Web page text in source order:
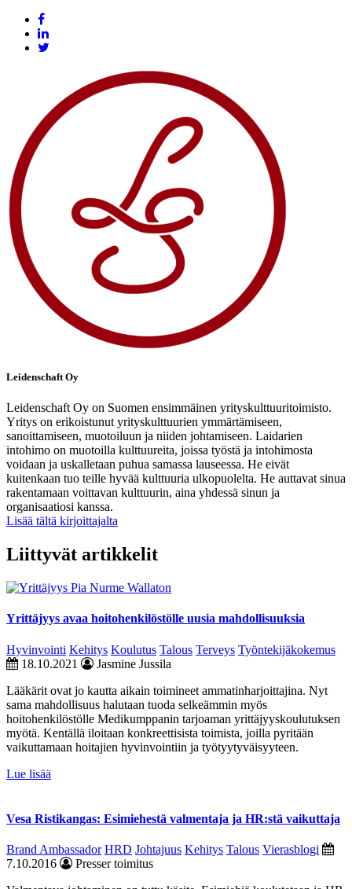
Leidenschaft Oy
Leidenschaft Oy on Suomen ensimmäinen yrityskulttuuritoimisto.
Yritys on erikoistunut yrityskulttuurien ymmärtämiseen,
sanoittamiseen, muotoiluun ja niiden johtamiseen. Laidarien
intohimo on muotoilla kulttuureita, joissa työstä ja intohimosta
voidaan ja uskalletaan puhua samassa lauseessa. He eivät
kuitenkaan tuo teille hyvää kulttuuria ulkopuolelta. He auttavat sinua
rakentamaan voittavan kulttuurin, aina yhdessä sinun ja
organisaatiosi kanssa.
Lisää tältä kirjoittajalta
Liittyvät artikkelit
Yrittäjyys avaa hoitohenkilöstölle uusia mahdollisuuksia
Hyvinvointi Kehitys Koulutus Talous Terveys Työntekijäkokemus
18.10.2021
Jasmine Jussila
Lääkärit ovat jo kautta aikain toimineet ammatinharjoittajina. Nyt
sama mahdollisuus halutaan tuoda selkeämmin myös
hoitohenkilöstölle Medikumppanin tarjoaman yrittäjyyskoulutuksen
myötä. Kentällä iloitaan konkreettisista toimista, joilla pyritään
vaikuttamaan hoitajien hyvinvointiin ja työtyytyväisyyteen.
Lue lisää
Vesa Ristikangas: Esimiehestä valmentaja ja HR:stä vaikuttaja
Brand Ambassador HRD Johtajuus Kehitys Talous Vierasblogi
7.10.2016
Presser toimitus